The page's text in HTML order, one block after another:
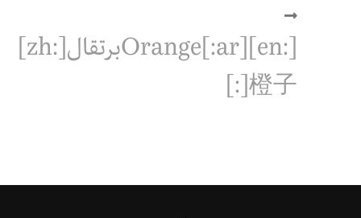
[:en]Orange[:ar]برتقال[:zh]
橙子[:]